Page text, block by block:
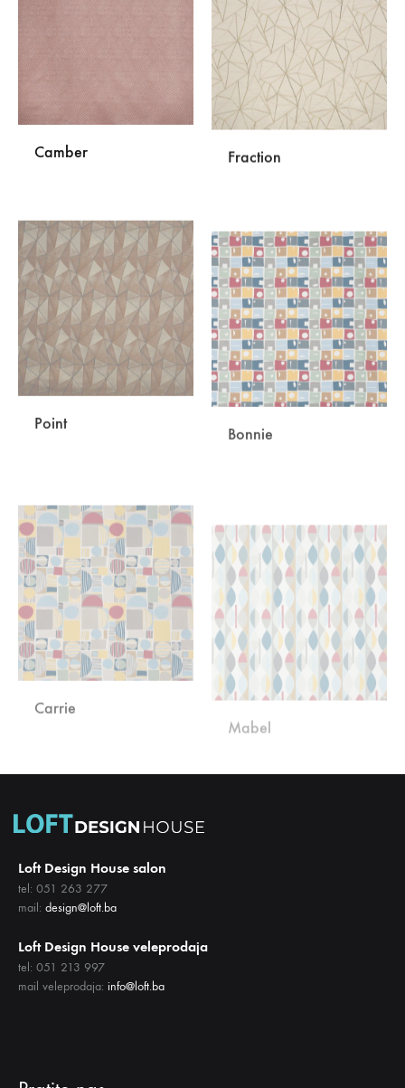
ŽELJA
ŽELJA
Camber
DODAJ
NA
ŽELJA
Fraction
NA
LISTU
ŽELJA
LISTU
Bonnie
ŽELJA
Carrie
LISTU
Mabel
LISTU
Loft Design House salon
tel: 051 263 277
mail: design@loft.ba
Loft Design House veleprodaja
tel: 051 213 997
mail veleprodaja: info@loft.ba